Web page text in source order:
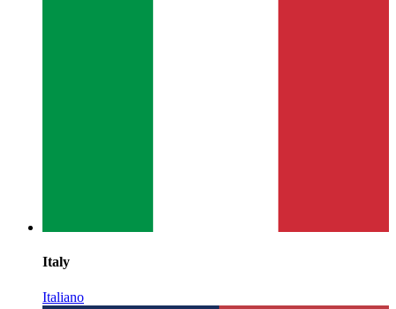
Italy
Italiano